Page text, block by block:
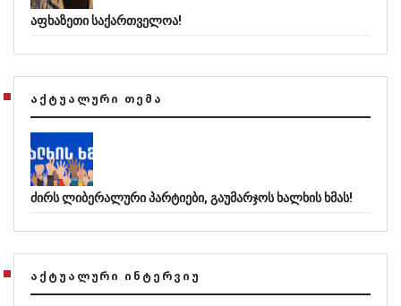
აფხაზეთი საქართველოა!
ᲐᲥᲢᲣᲐᲚᲣᲠᲘ ᲗᲔᲛᲐ
ძირს ლიბერალური პარტიები, გაუმარჯოს ხალხის ხმას!
ᲐᲥᲢᲣᲐᲚᲣᲠᲘ ᲘᲜᲢᲔᲠᲕᲘᲣ